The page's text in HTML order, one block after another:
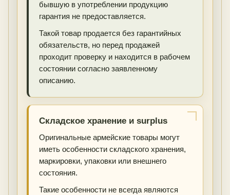
бывшую в употреблении продукцию
гарантия не предоставляется.
Такой товар продается без гарантийных
обязательств, но перед продажей
проходит проверку и находится в рабочем
состоянии согласно заявленному
описанию.
Складское хранение и surplus
Оригинальные армейские товары могут
иметь особенности складского хранения,
маркировки, упаковки или внешнего
состояния.
Такие особенности не всегда являются